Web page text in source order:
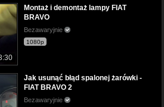
Montaż i demontaż lampy FIAT
BRAVO
Bezawaryjnie
1080p
Jak usunąć błąd spalonej żarówki -
FIAT BRAVO 2
Bezawaryjnie